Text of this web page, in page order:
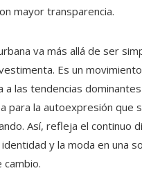
mayor transparencia.
va más allá de ser
Es un
a las tendencias
para la autoexpresión que
Así, refleja el continuo
y la moda en una
cambio.